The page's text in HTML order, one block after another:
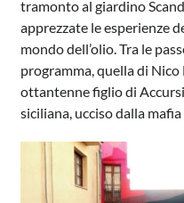
tramonto al giardino
apprezzate le esperienze
mondo dell’olio. Tra le
programma, quella di Nico
ottantenne figlio di
siciliana, ucciso dalla